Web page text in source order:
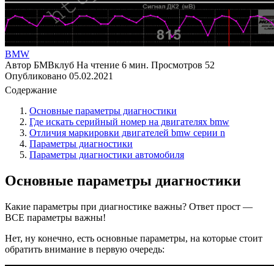
BMW
Автор БМВклуб На чтение 6 мин. Просмотров 52
Опубликовано 05.02.2021
Содержание
Основные параметры диагностики
Где искать серийный номер на двигателях bmw
Отличия маркировки двигателей bmw серии n
Параметры диагностики
Параметры диагностики автомобиля
Основные параметры диагностики
Какие параметры при диагностике важны? Ответ прост —
ВСЕ параметры важны!
Нет, ну конечно, есть основные параметры, на которые стоит
обратить внимание в первую очередь: